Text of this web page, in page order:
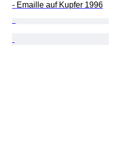
- Emaille auf Kupfer 1996